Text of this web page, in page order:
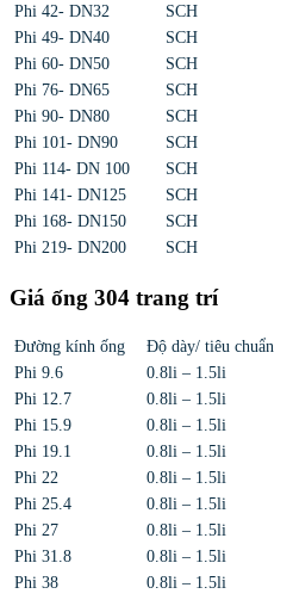
Phi 42- DN32
SCH
Phi 49- DN40
SCH
Phi 60- DN50
SCH
Phi 76- DN65
SCH
Phi 90- DN80
SCH
Phi 101- DN90
SCH
Phi 114- DN 100
SCH
Phi 141- DN125
SCH
Phi 168- DN150
SCH
Phi 219- DN200
SCH
Giá ống 304 trang trí
Đường kính ống Độ dày/ tiêu chuẩn
Phi 9.6
0.8li – 1.5li
Phi 12.7
0.8li – 1.5li
Phi 15.9
0.8li – 1.5li
Phi 19.1
0.8li – 1.5li
Phi 22
0.8li – 1.5li
Phi 25.4
0.8li – 1.5li
Phi 27
0.8li – 1.5li
Phi 31.8
0.8li – 1.5li
Phi 38
0.8li – 1.5li